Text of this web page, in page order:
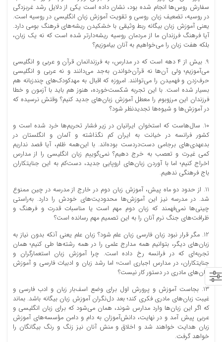
سفارش روس‌ها انجام شده بود، نشان داده است یکی از دلایل رشد غربزدگی
در روسیه، تضعیف زبان روسی و تقویت آموزش زبان انگلیسی در روسیه است.
یعنی آموزش زبان بیگانه ربط وثیقی با خشکیدن ریشه‌های فرهنگ بومی دارد.
آیا فرهنگ فرزندان ما از مردمان روسیه ریشه‌دارتر شده است که نه یک زبان،
بلکه هفت زبان را می‌خواهیم به آنان بیاموزیم؟
9. بیش از ۴ دهه است که در مدارس، به فرزندانمان قرآن و عربی و انگلیسی
می‌آموزیم؛ ولی آن‌ها نه قرآن‌خواندن به‌جد می‌دانند و نه عربی و انگلیسی
حرف‌زدن و فهمیدن را می‌‌توانند. امروزه که اقبال به مهدکودک‌های چندزبانه هم
بسیار شده است. با این تجربه شکست‌خورده، هنوز هم باید با آزمون و خطا
فرزندان این مرزوبوم را معطل آموزش زبان‌‌های جدید کنیم؟ وقتش نرسیده که
در آموزش‌ها و شیوه‌ها تجدیدنظر شود؟
10. سال‌هاست که استخوان ایرانیان در زیر فشار تحریم‌ها خرد شده است و
کشور فرانسه در خیانت به ایران کم نگذاشته و آلمان و انگلستان در
بدعهدی‌های برجامی دست‌دردست بوده‌اند. با این‌همه ظلم، آیا قصد نداریم
کمی غیرت و تعصب به خرج دهیم؟ نمی‌گوییم زبان انگلیسی را از مدارس
اخراج کنیم؛ اما با آوردن زبان‌های اروپایی جدید، دست‌کم به این جنایتکاران
باج فرهنگی ندهیم.
11. از حدود دو ماه پیش، آموزش زبان دوم در خارج از مدرسه در چین ممنوع
شد. در مدرسه نیز این آموزش‌ها محدودیت‌های خودش را دارد. به‌راستی
چینی‌ها نمی‌فهمند که زبان دوم مهم است یا مناسبات قدرت و فرهنگ و
ظرافت‌های جنگ نرم آنان را به این تصمیم مهم رسانده است؟
12. مگر قرار نبود زبان فارسی زبان علم شود؟ زبان علم یعنی آنکه بدون نیاز به
زبان‌های دیگر، بتوانیم همه مدارج علمی را در همه رشته‌ها طی کنیم؛ همان
تجربه‌ای که در فرانسه رخ داده است. چرا آموزش زبان استعمارگران و
جنایتکاران، در مدارس اجباری است؛ اما رشد زبان و ادبیات فارسی و آموزش
زبان‌های مادری در دستور کار نیست؟
13. بجاست آموزش و پرورش اول برای وضع اسف‌بار زبان و ادب فارسی و
غیبت زبان‌های مادری فکری کند؛ بعد دل‌نگران آموزش زبان بیگانه باشد. بماند
که اگر این زبان‌‌ها وارد مدارس شوند، همان می‌شود که برای زبان انگلیسی و
عربی پیش آمد و در نهایت، دانش‌آموزان به دام و دامن مؤسسه‌های آموزش
زبان هدایت خواهند شد و اخلاق و منش آنان نیز زنگ‌ و رنگ بیگانگان را
خواهد گرفت.